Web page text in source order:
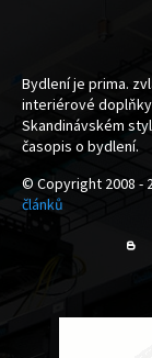
Bydlení je prima.
interiérové
Skandinávském
časopis o bydlení.
© Copyright 2008 -
článků